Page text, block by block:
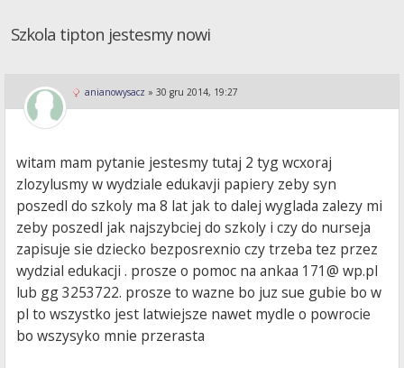
Szkola tipton jestesmy nowi
anianowysacz » 30 gru 2014, 19:27
witam mam pytanie jestesmy tutaj 2 tyg wcxoraj
zlozylusmy w wydziale edukavji papiery zeby syn
poszedl do szkoly ma 8 lat jak to dalej wyglada zalezy mi
zeby poszedl jak najszybciej do szkoly i czy do nurseja
zapisuje sie dziecko bezposrexnio czy trzeba tez przez
wydzial edukacji . prosze o pomoc na ankaa 171@ wp.pl
lub gg 3253722. prosze to wazne bo juz sue gubie bo w
pl to wszystko jest latwiejsze nawet mydle o powrocie
bo wszysyko mnie przerasta